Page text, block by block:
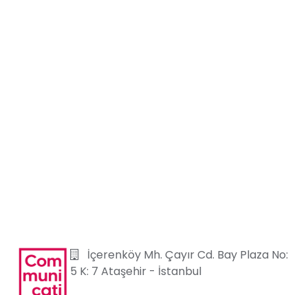
İçerenköy Mh. Çayır Cd. Bay Plaza No:
5 K: 7 Ataşehir - İstanbul